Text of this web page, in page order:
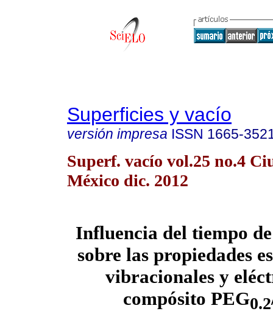
Superficies y vacío
versión impresa ISSN 1665-
Superf. vacío vol.25 no.4
México dic. 2012
Influencia del tiempo
sobre las propiedades
vibracionales y
compósito PEG0.2